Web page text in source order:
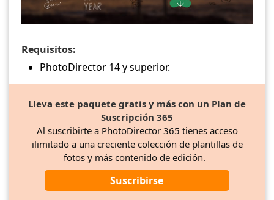
Requisitos:
PhotoDirector 14 y superior.
Lleva este paquete gratis y más con un Plan de
Suscripción 365
Al suscribirte a PhotoDirector 365 tienes acceso
ilimitado a una creciente colección de plantillas de
fotos y más contenido de edición.
Suscribirse